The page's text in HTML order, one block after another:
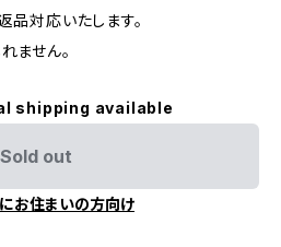
品対応いたします。
ません。
shipping available
Sold out
お住まいの方向け